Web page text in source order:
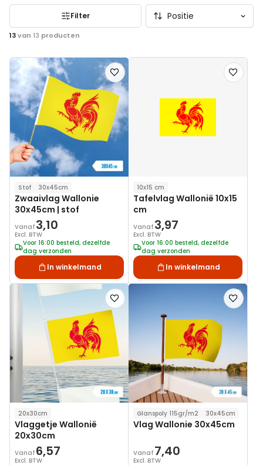
13van 13 producten
Filter
Voeg
toe
aan
verlanglijst
Stof 30x45cm
Zwaaivlag Wallonie
30x45cm | stof
Vanaf 3,10
Excl. BTW
Voor 16:00 besteld, dezelfde
dag verzonden
In winkelmand
Voeg
toe
10x15 cm
Tafelvlag Wallonië 10x15
cm
Vanaf 3,97
Excl. BTW
Voor 16:00 besteld, dezelfde
dag verzonden
In winkelmand
Voeg
toe
aan
verlanglijst
20x30cm
Vlaggetje Wallonië
20x30cm
Vanaf 6,57
Excl. BTW
Voeg
toe
Glanspoly 115gr/m2 30x45cm
Vlag Wallonie 30x45cm
Vanaf 7,40
Excl. BTW